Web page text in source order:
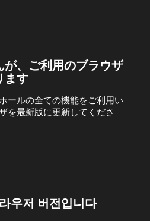
が、ご利用のブラウザ
ます
ールの全ての機能をご利用い
を最新版に更新してくださ
우저 버전입니다